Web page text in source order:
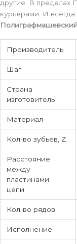
другие. В пределах
курьерами. И
Производитель
Шаг
Страна
изготовитель
Материал
Кол-во зубьев, Z
Расстояние
между
пластинами
цепи
Кол-во рядов
Исполнение